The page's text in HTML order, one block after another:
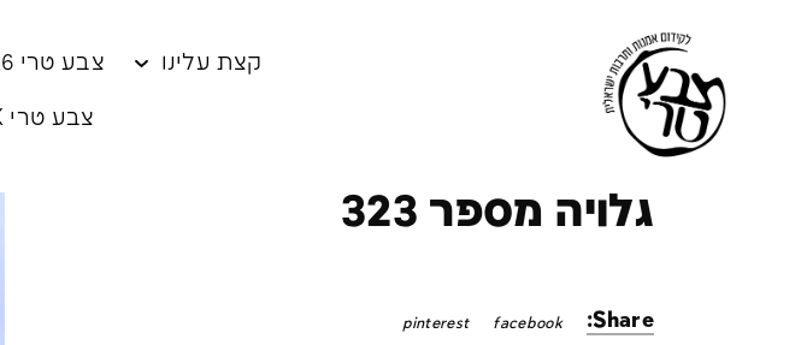
קצת עלינו צבע טרי 2026
צבע טרי X טולמנ׳ס
גלויה מספר 323
Share:
facebook
pinterest